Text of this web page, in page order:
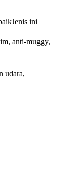
ini
anti-muggy,
udara,